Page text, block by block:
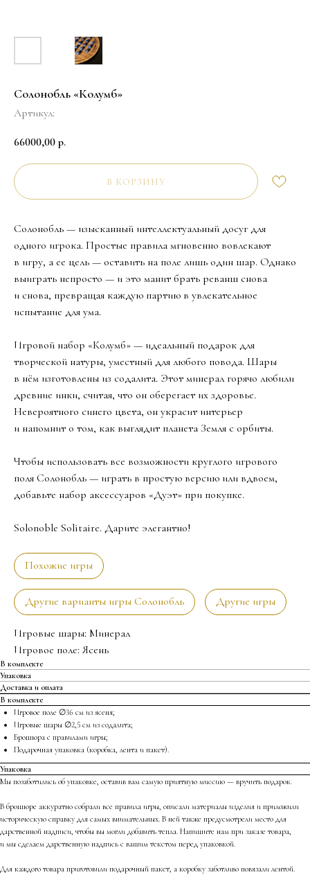
Солонобль «Колумб»
Артикул:
66000,00 р.
В КОРЗИНУ
Солонобль — изысканный интеллектуальный досуг для
одного игрока. Простые правила мгновенно вовлекают
в игру, а ее цель — оставить на поле лишь один шар. Однако
выиграть непросто — и это манит брать реванш снова
и снова, превращая каждую партию в увлекательное
испытание для ума.
Игровой набор «Колумб» — идеальный подарок для
творческой натуры, уместный для любого повода. Шары
в нём изготовлены из содалита. Этот минерал горячо любили
древние инки, считая, что он оберегает их здоровье.
Невероятного синего цвета, он украсит интерьер
и напомнит о том, как выглядит планета Земля с орбиты.
Чтобы использовать все возможности круглого игрового
поля Солонобль — играть в простую версию или вдвоем,
добавьте набор аксессуаров «Дуэт» при покупке.
Solonoble Solitaire. Дарите элегантно!
Похожие игры
Другие варианты игры Солонобль Другие игры
Игровые шары: Минерал
Игровое поле: Ясень
В комплекте
Упаковка
Доставка и оплата
В комплекте
Игровое поле ∅36 см из ясеня;
Игровые шары ∅2,5 см из содалита;
Брошюра с правилами игры;
Подарочная упаковка (коробка, лента и пакет).
Упаковка
Мы позаботились об упаковке, оставив вам самую приятную миссию — вручить подарок.
В брошюре аккуратно собрали все правила игры, описали материалы изделия и приложили
историческую справку для самых внимательных. В ней также предусмотрели место для
дарственной надписи, чтобы вы могли добавить тепла. Напишите нам при заказе товара,
и мы сделаем дарственную надпись с вашим текстом перед упаковкой.
Для каждого товара приготовили подарочный пакет, а коробку заботливо повязали лентой.